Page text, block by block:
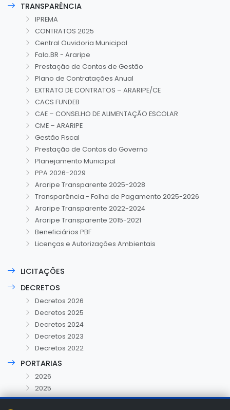
TRANSPARÊNCIA
IPREMA
CONTRATOS 2025
Central Ouvidoria Municipal
Fala.BR - Araripe
Prestação de Contas de Gestão
Plano de Contratações Anual
EXTRATO DE CONTRATOS – ARARIPE/CE
CACS FUNDEB
CAE – CONSELHO DE ALIMENTAÇÃO ESCOLAR
CME – ARARIPE
Gestão Fiscal
Prestação de Contas do Governo
Planejamento Municipal
PPA 2026-2029
Araripe Transparente 2025-2028
Transparência - Folha de Pagamento 2025-2026
Araripe Transparente 2022-2024
Araripe Transparente 2015-2021
Beneficiários PBF
Licenças e Autorizações Ambientais
LICITAÇÕES
DECRETOS
Decretos 2026
Decretos 2025
Decretos 2024
Decretos 2023
Decretos 2022
PORTARIAS
2026
2025